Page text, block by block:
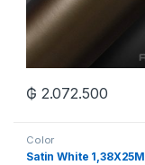
₲ 2.072.500
Color
Satin White 1,38X25M